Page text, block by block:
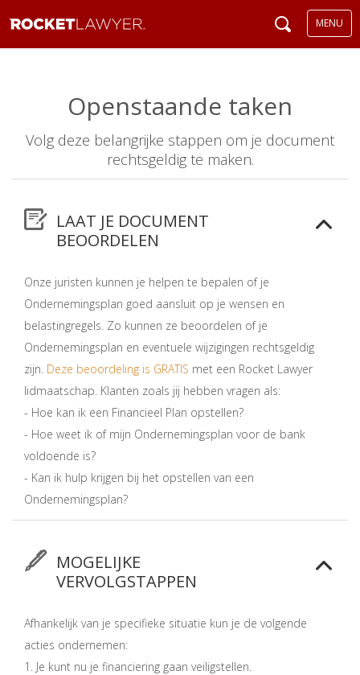
MENU
Openstaande taken
Volg deze belangrijke stappen om je document
rechtsgeldig te maken.
LAAT JE DOCUMENT
BEOORDELEN
Onze juristen kunnen je helpen te bepalen of je
Ondernemingsplan goed aansluit op je wensen en
belastingregels. Zo kunnen ze beoordelen of je
Ondernemingsplan en eventuele wijzigingen rechtsgeldig
zijn. Deze beoordeling is GRATIS met een Rocket Lawyer
lidmaatschap. Klanten zoals jij hebben vragen als:
- Hoe kan ik een Financieel Plan opstellen?
- Hoe weet ik of mijn Ondernemingsplan voor de bank
voldoende is?
- Kan ik hulp krijgen bij het opstellen van een
Ondernemingsplan?
MOGELIJKE
VERVOLGSTAPPEN
Afhankelijk van je specifieke situatie kun je de volgende
acties ondernemen:
1. Je kunt nu je financiering gaan veiligstellen.